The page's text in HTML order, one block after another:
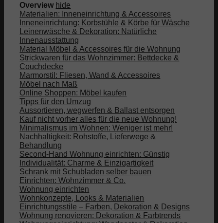
Overview hide
Materialien: Inneneinrichtung & Accessoires
Inneneinrichtung: Korbstühle & Körbe für Wäsche
Leinenwäsche & Dekoration: Natürliche
Innenausstattung
Material Möbel & Accessoires für die Wohnung
Strickwaren für das Wohnzimmer: Bettdecke &
Couchdecke
Marmorstil: Fliesen, Wand & Accessoires
Möbel nach Maß
Online Shoppen: Möbel kaufen
Tipps für den Umzug
Aussortieren, wegwerfen & Ballast entsorgen
Kauf nicht vorher alles für die neue Wohnung!
Minimalismus im Wohnen: Weniger ist mehr!
Nachhaltigkeit: Rohstoffe, Lieferwege &
Behandlung
Second-Hand Wohnung einrichten: Günstig
Individualität: Charme & Einzigartigkeit
Schrank mit Schubladen selber bauen
Einrichten: Wohnzimmer & Co.
Wohnung einrichten
Wohnkonzepte, Looks & Materialien
Einrichtungsstile – Farben, Dekoration & Designs
Wohnung renovieren: Dekoration & Farbtrends